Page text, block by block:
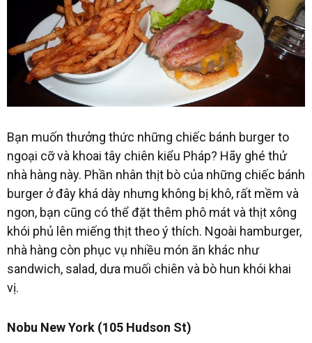
Bạn muốn thưởng thức những chiếc bánh burger to
ngoại cỡ và khoai tây chiên kiểu Pháp? Hãy ghé thử
nhà hàng này. Phần nhân thịt bò của những chiếc bánh
burger ở đây khá dày nhưng không bị khô, rất mềm và
ngon, bạn cũng có thể đặt thêm phô mát và thịt xông
khói phủ lên miếng thịt theo ý thích. Ngoài hamburger,
nhà hàng còn phục vụ nhiều món ăn khác như
sandwich, salad, dưa muối chiên và bò hun khói khai
vị.
Nobu New York (105 Hudson St)